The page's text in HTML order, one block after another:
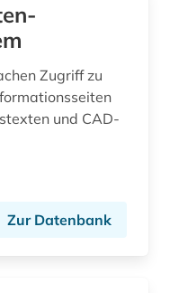
Zugriff zu
und CAD-
Zur Datenbank